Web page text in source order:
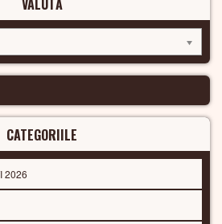
VALUTĂ
CATEGORIILE
2026